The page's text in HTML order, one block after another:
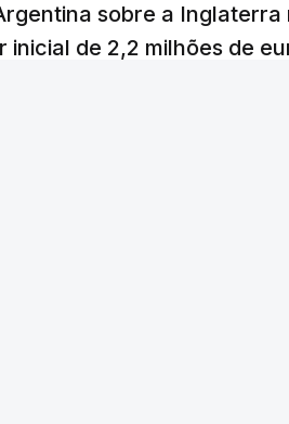
sobre a Inglaterra
inicial de 2,2 milhões de